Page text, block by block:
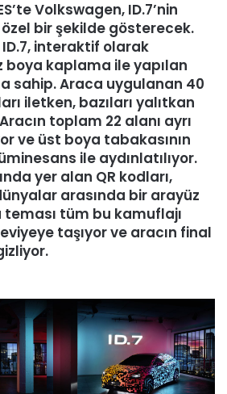
Volkswagen, ID.7’nin
özel bir şekilde gösterecek.
interaktif olarak
boya kaplama ile yapılan
sahip. Araca uygulanan 40
iletken, bazıları yalıtkan
toplam 22 alanı ayrı
ve üst boya tabakasının
ile aydınlatılıyor.
yer alan QR kodları,
arasında bir arayüz
teması tüm bu kamuflajı
taşıyor ve aracın final